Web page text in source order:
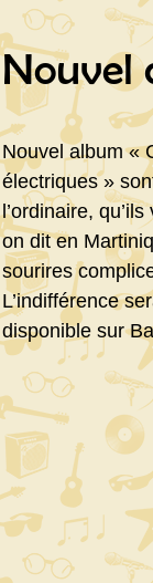
Nouvel
Nouvel album «
électriques »
l’ordinaire,
on dit en
sourires
L’indifférence
disponible sur